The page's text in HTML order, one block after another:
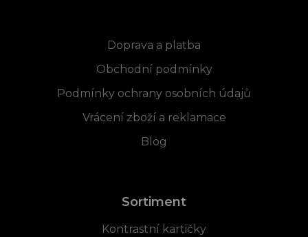
Doprava a platba
Obchodní podmínky
Podmínky ochrany osobních údajů
Vrácení zboží a reklamace
Blog
Sortiment
Kontrastní kartičky